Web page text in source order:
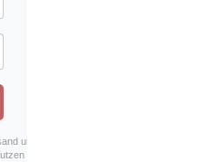
unserer
wir